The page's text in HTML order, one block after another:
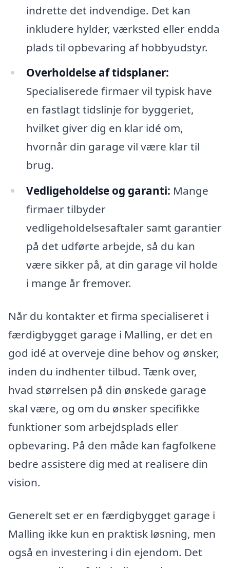
indrette det indvendige. Det kan
inkludere hylder, værksted eller endda
plads til opbevaring af hobbyudstyr.
Overholdelse af tidsplaner:
Specialiserede firmaer vil typisk have
en fastlagt tidslinje for byggeriet,
hvilket giver dig en klar idé om,
hvornår din garage vil være klar til
brug.
Vedligeholdelse og garanti: Mange
firmaer tilbyder
vedligeholdelsesaftaler samt garantier
på det udførte arbejde, så du kan
være sikker på, at din garage vil holde
i mange år fremover.
Når du kontakter et firma specialiseret i
færdigbygget garage i Malling, er det en
god idé at overveje dine behov og ønsker,
inden du indhenter tilbud. Tænk over,
hvad størrelsen på din ønskede garage
skal være, og om du ønsker specifikke
funktioner som arbejdsplads eller
opbevaring. På den måde kan fagfolkene
bedre assistere dig med at realisere din
vision.
Generelt set er en færdigbygget garage i
Malling ikke kun en praktisk løsning, men
også en investering i din ejendom. Det